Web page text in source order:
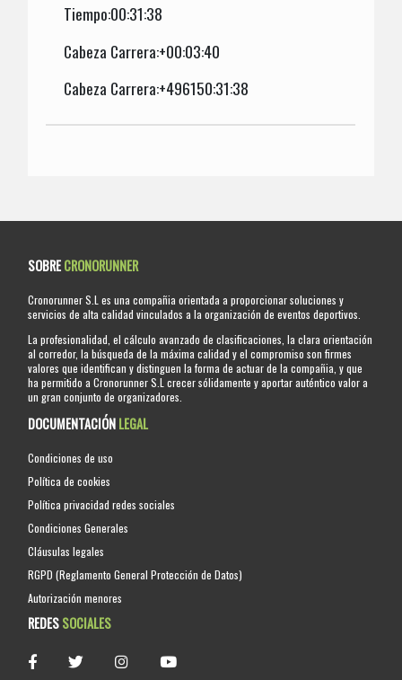
Tiempo:00:31:38
Cabeza Carrera:+00:03:40
Cabeza Carrera:+496150:31:38
SOBRECRONORUNNER
Cronorunner S.L es una compañia orientada a proporcionar soluciones y
servicios de alta calidad vinculados a la organización de eventos deportivos.
La profesionalidad, el cálculo avanzado de clasificaciones, la clara orientación
al corredor, la búsqueda de la máxima calidad y el compromiso son firmes
valores que identifican y distinguen la forma de actuar de la compañia, y que
ha permitido a Cronorunner S.L crecer sólidamente y aportar auténtico valor a
un gran conjunto de organizadores.
DOCUMENTACIÓNLEGAL
Condiciones de uso
Política de cookies
Política privacidad redes sociales
Condiciones Generales
Cláusulas legales
RGPD (Reglamento General Protección de Datos)
Autorización menores
REDESSOCIALES